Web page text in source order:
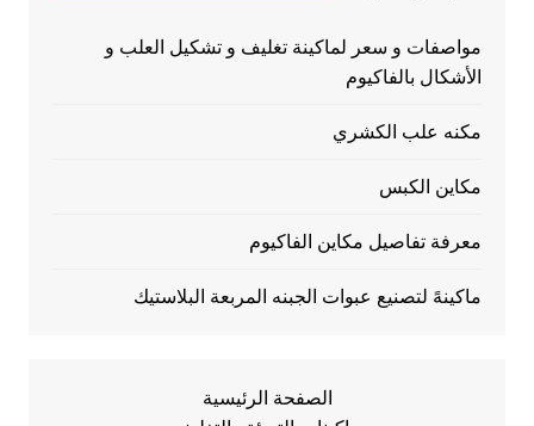
مواصفات و سعر لماكينة تغليف و تشكيل العلب و
الأشكال بالفاكيوم
مكنه علب الكشري
مكاين الكبس
معرفة تفاصيل مكاين الفاكيوم
ماكينهً لتصنيع عبوات الجبنه المربعة البلاستيك
الصفحة الرئيسية